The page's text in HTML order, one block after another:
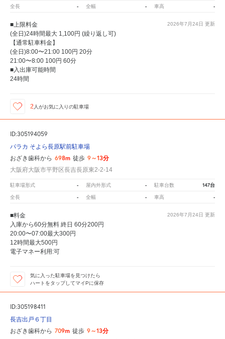
全長 - 全幅 - 車高 -
2026年7月24日 更新
■上限料金
(全日)24時間最大 1,100円 (繰り返し可)
【通常駐車料金】
(全日)8:00〜21:00 100円 20分
21:00〜8:00 100円 60分
■入出庫可能時間
24時間
2 人がお気に入りの駐車場
ID:305194059
パラカ そよら長原駅前駐車場
おざき歯科から 698m 徒歩 9～13分
大阪府大阪市平野区長吉長原東2-2-14
駐車場形式 - 屋内外形式 - 駐車台数 147台
全長 - 全幅 - 車高 -
2026年7月24日 更新
■料金
入庫から60分無料 終日 60分200円
20:00〜07:00最大300円
12時間最大500円
電子マネー利用:可
気に入った駐車場を見つけたら
ハートをタップしてマイPに保存
ID:305198411
長吉出戸６丁目
おざき歯科から 709m 徒歩 9～13分